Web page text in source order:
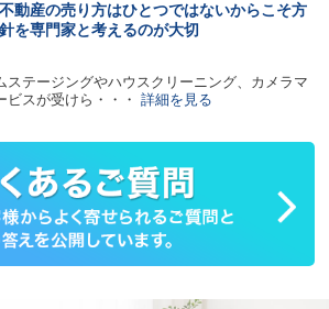
不動産の売り方はひとつではないからこそ方
針を専門家と考えるのが大切
ステージングやハウスクリーニング、カメラマ
ビスが受けら・・・詳細を見る